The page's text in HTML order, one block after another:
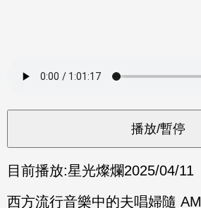
目前播放:星光燦爛2025/04/11
西方流行音樂中的夫唱婦隨 AM